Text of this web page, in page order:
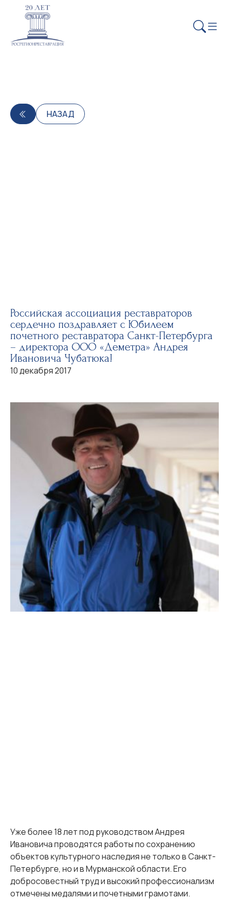
НАЗАД
Российская ассоциация реставраторов
сердечно поздравляет с Юбилеем
почетного реставратора Санкт-Петербурга
– директора ООО «Деметра» Андрея
Ивановича Чубатюка!
10 декабря 2017
Уже более 18 лет под руководством Андрея
Ивановича проводятся работы по сохранению
объектов культурного наследия не только в Санкт-
Петербурге, но и в Мурманской области. Его
добросовестный труд и высокий профессионализм
отмечены медалями и почетными грамотами.